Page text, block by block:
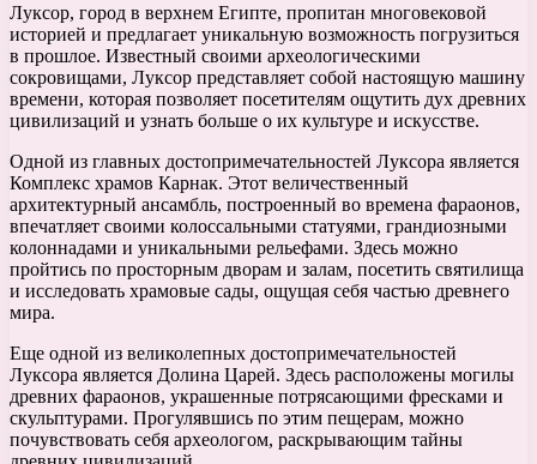
Луксор, город в верхнем Египте, пропитан многовековой
историей и предлагает уникальную возможность погрузиться
в прошлое. Известный своими археологическими
сокровищами, Луксор представляет собой настоящую машину
времени, которая позволяет посетителям ощутить дух древних
цивилизаций и узнать больше о их культуре и искусстве.
Одной из главных достопримечательностей Луксора является
Комплекс храмов Карнак. Этот величественный
архитектурный ансамбль, построенный во времена фараонов,
впечатляет своими колоссальными статуями, грандиозными
колоннадами и уникальными рельефами. Здесь можно
пройтись по просторным дворам и залам, посетить святилища
и исследовать храмовые сады, ощущая себя частью древнего
мира.
Еще одной из великолепных достопримечательностей
Луксора является Долина Царей. Здесь расположены могилы
древних фараонов, украшенные потрясающими фресками и
скульптурами. Прогулявшись по этим пещерам, можно
почувствовать себя археологом, раскрывающим тайны